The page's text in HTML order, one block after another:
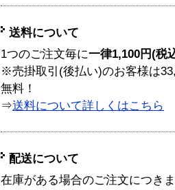
送料について
1つのご注文毎に一律1,100円(税
※売掛取引(後払い)のお客様は
無料！
⇒送料について詳しくはこちら
配送について
在庫がある場合のご注文につき